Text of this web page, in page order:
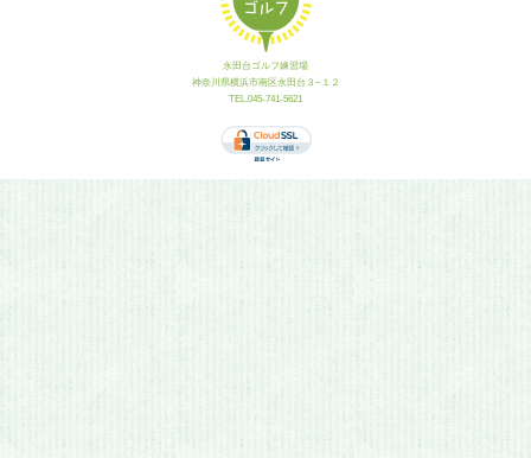
永田台ゴルフ練習場
神奈川県横浜市南区永田台３−１２
TEL.045-741-5621